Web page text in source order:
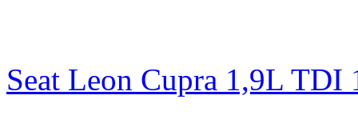
Seat Leon Cupra 1,9L TDI